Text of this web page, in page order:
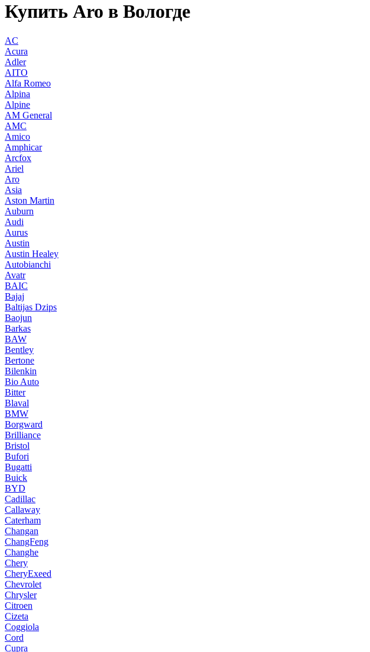
Купить Aro в Вологде
AC
Acura
Adler
AITO
Alfa Romeo
Alpina
Alpine
AM General
AMC
Amico
Amphicar
Arcfox
Ariel
Aro
Asia
Aston Martin
Auburn
Audi
Aurus
Austin
Austin Healey
Autobianchi
Avatr
BAIC
Bajaj
Baltijas Dzips
Baojun
Barkas
BAW
Bentley
Bertone
Bilenkin
Bio Auto
Bitter
Blaval
BMW
Borgward
Brilliance
Bristol
Bufori
Bugatti
Buick
BYD
Cadillac
Callaway
Caterham
Changan
ChangFeng
Changhe
Chery
CheryExeed
Chevrolet
Chrysler
Citroen
Cizeta
Coggiola
Cord
Cupra